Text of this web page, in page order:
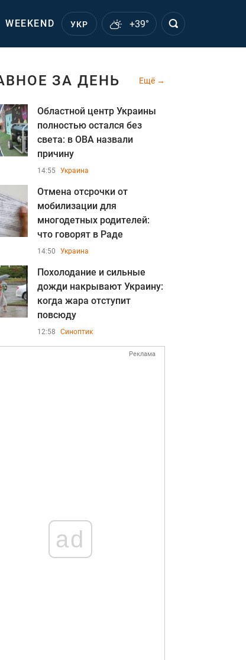
WEEKEND УКР +39°
ЗА ДЕНЬ Ещё
Областной центр Украины
полностью остался без
света: в ОВА назвали
причину
14:55 Украина
Отмена отсрочки от
мобилизации для
многодетных родителей:
что говорят в Раде
14:50 Украина
Похолодание и сильные
дожди накрывают Украину:
когда жара отступит
повсюду
12:58 Синоптик
Реклама
ad